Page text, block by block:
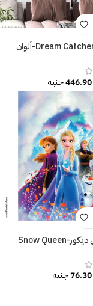
دريم كاتشر-Dream Catcher-ألوان
446.90جنيه
بوستر-ملصق ديكور-Snow Queen
76.30جنيه